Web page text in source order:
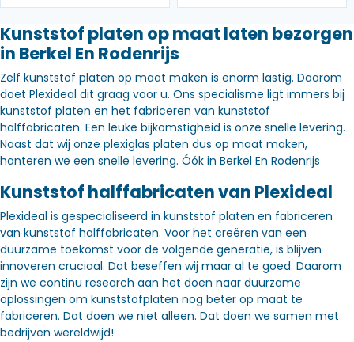
Kunststof platen op maat laten bezorgen
in Berkel En Rodenrijs
Zelf kunststof platen op maat maken is enorm lastig. Daarom
doet Plexideal dit graag voor u. Ons specialisme ligt immers bij
kunststof platen en het fabriceren van kunststof
halffabricaten. Een leuke bijkomstigheid is onze snelle levering.
Naast dat wij onze plexiglas platen dus op maat maken,
hanteren we een snelle levering. Óók in Berkel En Rodenrijs
Kunststof halffabricaten van Plexideal
Plexideal is gespecialiseerd in kunststof platen en fabriceren
van kunststof halffabricaten. Voor het creëren van een
duurzame toekomst voor de volgende generatie, is blijven
innoveren cruciaal. Dat beseffen wij maar al te goed. Daarom
zijn we continu research aan het doen naar duurzame
oplossingen om kunststofplaten nog beter op maat te
fabriceren. Dat doen we niet alleen. Dat doen we samen met
bedrijven wereldwijd!